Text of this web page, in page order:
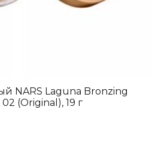
NARS Laguna Bronzing
(Original), 19 г